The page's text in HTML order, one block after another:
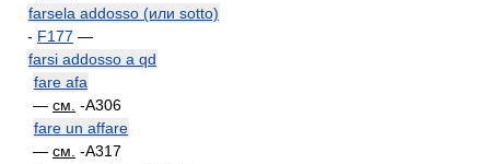
farsela addosso (или sotto)
- F177 —
farsi addosso a qd
fare afa
— см. -A306
fare un affare
— см. -A317